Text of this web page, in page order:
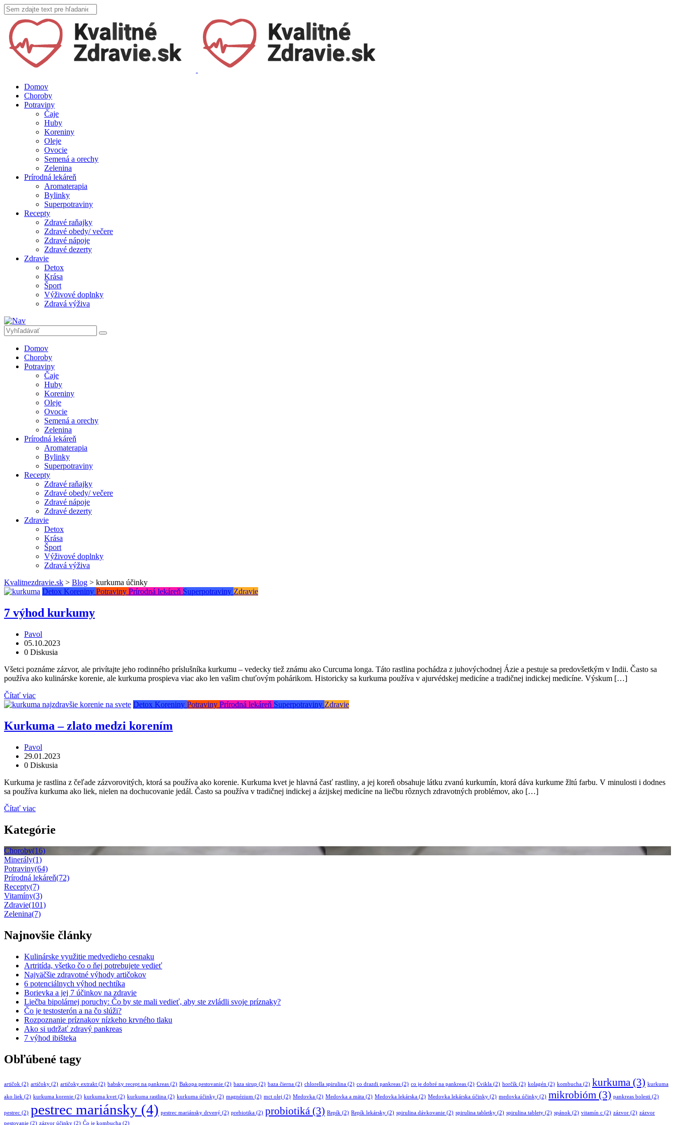
Domov
Choroby
Potraviny
Čaje
Huby
Koreniny
Oleje
Ovocie
Semená a orechy
Zelenina
Prírodná lekáreň
Aromaterapia
Bylinky
Superpotraviny
Recepty
Zdravé raňajky
Zdravé obedy/ večere
Zdravé nápoje
Zdravé dezerty
Zdravie
Detox
Krása
Šport
Výživové doplnky
Zdravá výživa
Domov
Choroby
Potraviny
Čaje
Huby
Koreniny
Oleje
Ovocie
Semená a orechy
Zelenina
Prírodná lekáreň
Aromaterapia
Bylinky
Superpotraviny
Recepty
Zdravé raňajky
Zdravé obedy/ večere
Zdravé nápoje
Zdravé dezerty
Zdravie
Detox
Krása
Šport
Výživové doplnky
Zdravá výživa
Kvalitnezdravie.sk > Blog > kurkuma účinky
Detox Koreniny Potraviny Prírodná lekáreň Superpotraviny Zdravie
7 výhod kurkumy
Pavol
05.10.2023
0 Diskusia
Všetci poznáme zázvor, ale privítajte jeho rodinného príslušníka kurkumu – vedecky tiež známu ako Curcuma longa. Táto rastlina pochádza z juhovýchodnej Ázie a pestuje sa predovšetkým v Indii. Často sa
používa ako kulinárske korenie, ale kurkuma prospieva viac ako len vašim chuťovým pohárikom. Historicky sa kurkuma používa v ajurvédskej medicíne a tradičnej indickej medicíne. Výskum […]
Čítať viac
Detox Koreniny Potraviny Prírodná lekáreň Superpotraviny Zdravie
Kurkuma – zlato medzi korením
Pavol
29.01.2023
0 Diskusia
Kurkuma je rastlina z čeľade zázvorovitých, ktorá sa používa ako korenie. Kurkuma kvet je hlavná časť rastliny, a jej koreň obsahuje látku zvanú kurkumín, ktorá dáva kurkume žltú farbu. V minulosti i dodnes
sa používa kurkuma ako liek, nielen na dochucovanie jedál. Často sa používa v tradičnej indickej a ázijskej medicíne na liečbu rôznych zdravotných problémov, ako […]
Čítať viac
Kategórie
Choroby(16)
Minerály(1)
Potraviny(64)
Prírodná lekáreň(72)
Recepty(7)
Vitamíny(3)
Zdravie(101)
Zelenina(7)
Najnovšie články
Kulinárske využitie medvedieho cesnaku
Artritída, všetko čo o ňej potrebujete vedieť
Najväčšie zdravotné výhody artičokov
6 potenciálnych výhod nechtíka
Borievka a jej 7 účinkov na zdravie
Liečba bipolárnej poruchy: Čo by ste mali vedieť, aby ste zvládli svoje príznaky?
Čo je testosterón a na čo slúži?
Rozpoznanie príznakov nízkeho krvného tlaku
Ako si udržať zdravý pankreas
7 výhod ibišteka
Obľúbené tagy
artičok (2) artičoky (2) artičoky extrakt (2) babsky recept na pankreas (2) Bakopa pestovanie (2) baza sirup (2) baza čierna (2) chlorella spirulina (2) co drazdi pankreas (2) co je dobré na pankreas (2) Cvikla (2) horčík (2) kolagén (2) kombucha (2) kurkuma (3) kurkuma
ako liek (2) kurkuma korenie (2) kurkuma kvet (2) kurkuma rastlina (2) kurkuma účinky (2) magnézium (2) mct olej (2) Medovka (2) Medovka a mäta (2) Medovka lekárska (2) Medovka lekárska účinky (2) medovka účinky (2) mikrobióm (3) pankreas bolesti (2)
pestrec (2) pestrec mariánsky (4) pestrec mariánsky drvený (2) prebiotika (2) probiotiká (3) Repík (2) Repík lekársky (2) spirulina dávkovanie (2) spirulina tabletky (2) spirulina tablety (2) spánok (2) vitamín c (2) zázvor (2) zázvor
pestovanie (2) zázvor účinky (2) Čo je kombucha (2)